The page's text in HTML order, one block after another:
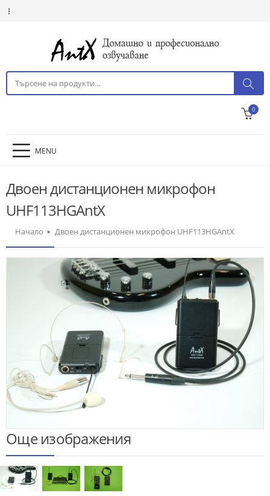
0
MENU
Двоен дистанционен микрофон
UHF113HGAntX
Начало Двоен дистанционен микрофон UHF113HGAntX
Още изображения